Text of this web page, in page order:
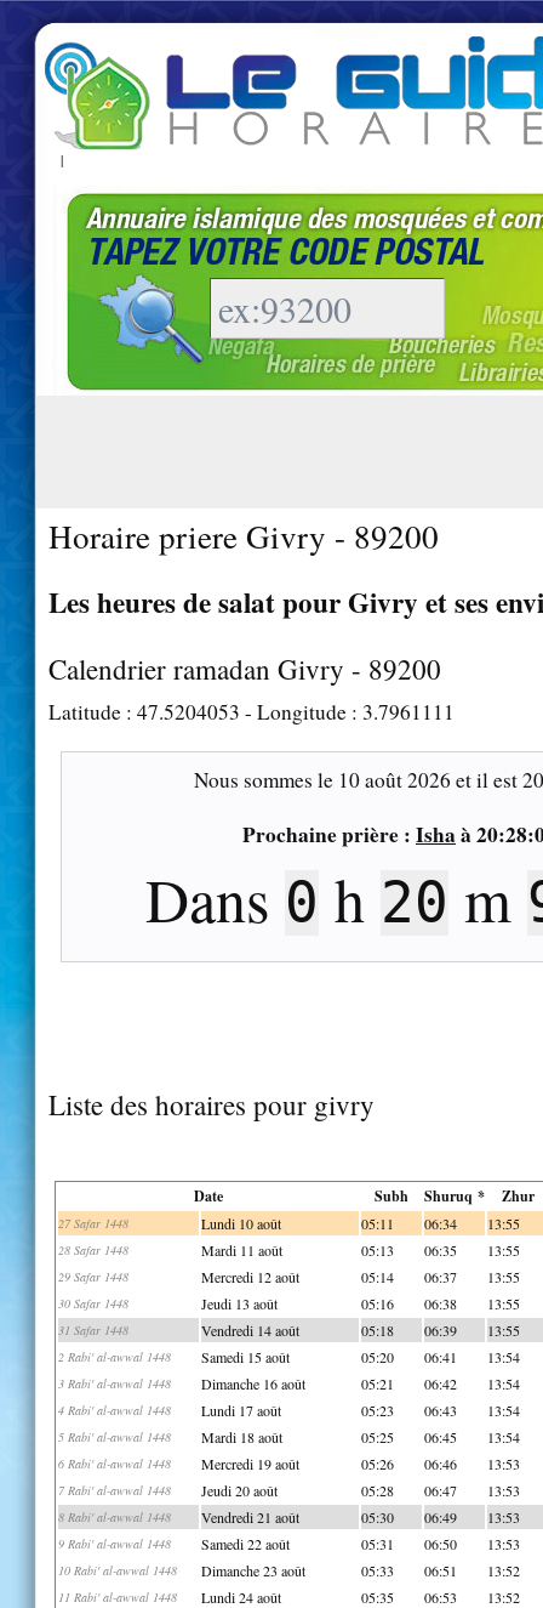
|
Horaire priere Givry - 89200
Les heures de salat pour Givry et ses
Calendrier ramadan Givry - 89200
Latitude : 47.5204053 - Longitude : 3.7961111
Nous sommes le 10 août 2026 et il est
Prochaine prière : Isha à
Dans 0 h 20 m
Liste des horaires pour givry
Date Subh Shuruq * Zhur
27 Safar 1448 Lundi 10 août 05:11 06:34 13:55
28 Safar 1448 Mardi 11 août 05:13 06:35 13:55
29 Safar 1448 Mercredi 12 août 05:14 06:37 13:55
30 Safar 1448 Jeudi 13 août 05:16 06:38 13:55
31 Safar 1448 Vendredi 14 août 05:18 06:39 13:55
2 Rabi' al-awwal 1448 Samedi 15 août 05:20 06:41 13:54
3 Rabi' al-awwal 1448 Dimanche 16 août 05:21 06:42 13:54
4 Rabi' al-awwal 1448 Lundi 17 août 05:23 06:43 13:54
5 Rabi' al-awwal 1448 Mardi 18 août 05:25 06:45 13:54
6 Rabi' al-awwal 1448 Mercredi 19 août 05:26 06:46 13:53
7 Rabi' al-awwal 1448 Jeudi 20 août 05:28 06:47 13:53
8 Rabi' al-awwal 1448 Vendredi 21 août 05:30 06:49 13:53
9 Rabi' al-awwal 1448 Samedi 22 août 05:31 06:50 13:53
10 Rabi' al-awwal 1448 Dimanche 23 août 05:33 06:51 13:52
11 Rabi' al-awwal 1448 Lundi 24 août 05:35 06:53 13:52